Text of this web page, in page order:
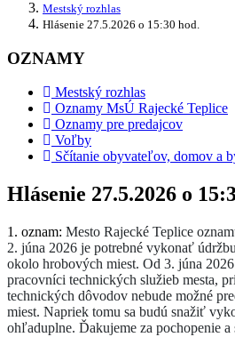
Mestský rozhlas
Hlásenie 27.5.2026 o 15:30 hod.
OZNAMY
Mestský rozhlas
Oznamy MsÚ Rajecké Teplice
Oznamy pre predajcov
Voľby
Sčítanie obyvateľov, domov a
Hlásenie 27.5.2026 o
1. oznam: Mesto Rajecké Teplice
2. júna 2026 je potrebné vykonať
okolo hrobových miest. Od 3. júna
pracovníci technických služieb mesta,
technických dôvodov nebude možné
miest. Napriek tomu sa budú snažiť
ohľaduplne. Ďakujeme za pochopenie a